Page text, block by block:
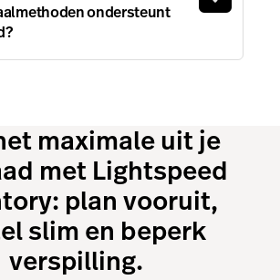
ondersteunt
maximale uit je
met Lightspeed
plan vooruit,
slim en beperk
verspilling.